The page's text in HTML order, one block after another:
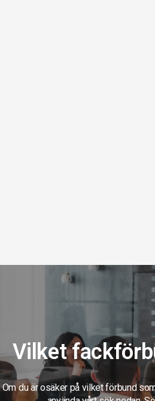
Vilket
Om du är osäker på vilket förbund